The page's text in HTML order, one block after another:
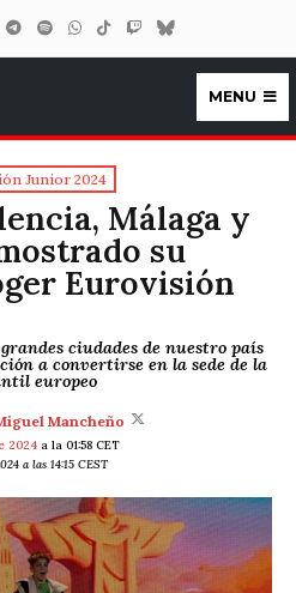
MENU
Junior 2024
Málaga y
su
Eurovisión
ciudades de nuestro país
a convertirse en la sede de la
europeo
Mancheño
2024 a la 01:58 CET
a las 14:15 CEST